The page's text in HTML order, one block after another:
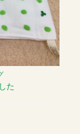
た